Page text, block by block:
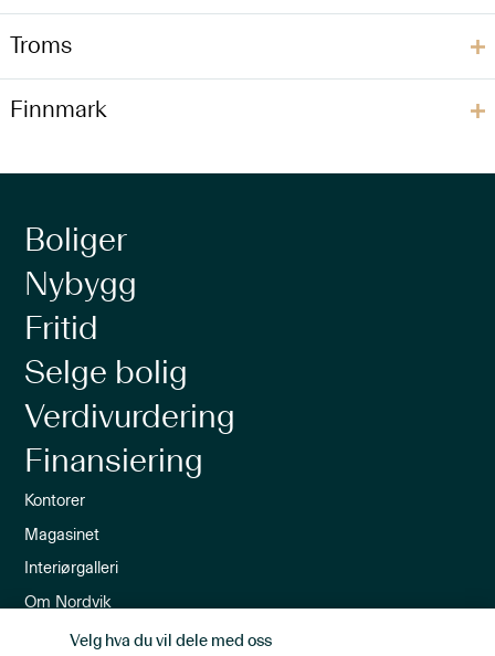
Troms
Finnmark
Boliger
Nybygg
Fritid
Selge bolig
Verdivurdering
Finansiering
Kontorer
Magasinet
Interiørgalleri
Om Nordvik
Ledige stillinger
Velg hva du vil dele med oss